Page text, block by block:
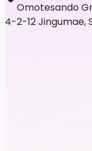
Omotesando
4-2-12 Jingumae,